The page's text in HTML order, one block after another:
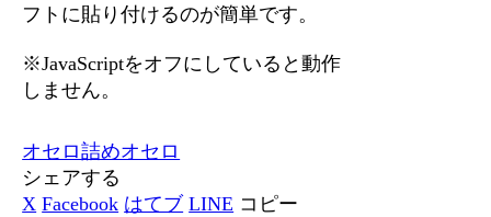
フトに貼り付けるのが簡単です。
※JavaScriptをオフにしていると動作
しません。
オセロ詰めオセロ
シェアする
X Facebook はてブ LINE コピー